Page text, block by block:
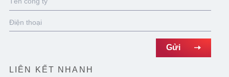
LIÊN KẾT NHANH